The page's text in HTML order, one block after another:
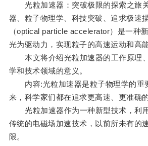
光粒加速器：突破极限的探索之旅
器、粒子物理学、科技突破、追求极速
（optical particle accelerator）是一种
光为驱动力，实现粒子的高速运动和高
本文将介绍光粒加速器的工作原理
学和技术领域的意义。
内容:光粒加速器是粒子物理学的重
来，科学家们都在追求更高速、更准确
光粒加速器作为一种新型技术，利
传统的电磁场加速技术，以前所未有的
限。